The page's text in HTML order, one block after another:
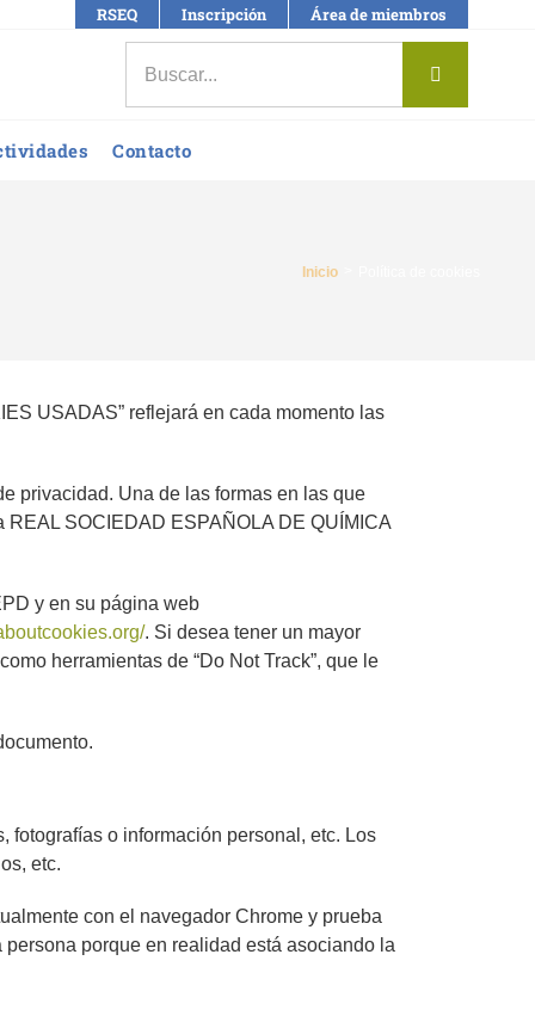
RSEQ Inscripción Área de miembros
Contacto
Inicio
USADAS” reflejará en cada momento las
privacidad. Una de las formas en las que
SOCIEDAD ESPAÑOLA DE QUÍMICA
y en su página web
. Si desea tener un mayor
herramientas de “Do Not Track”, que le
fotografías o información personal, etc. Los
etc.
con el navegador Chrome y prueba
porque en realidad está asociando la